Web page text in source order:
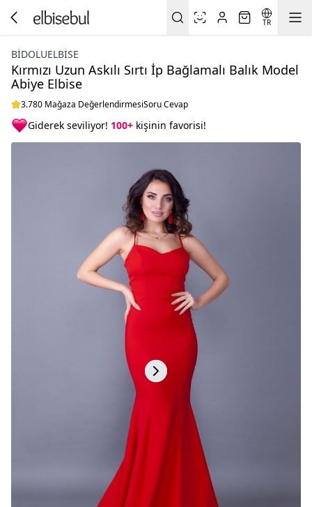
TR
BIDOLUELBISE
Kırmızı Uzun Askılı Sırtı İp Bağlamalı Balık Model
Abiye Elbise
3.780 Mağaza DeğerlendirmesiSoru Cevap
Giderek seviliyor! 100+ kişinin favorisi!